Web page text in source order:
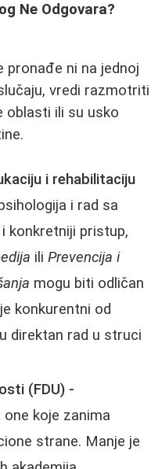
Ne Odgovara?
pronađe ni na jednoj
vredi razmotriti
oblasti ili su usko
i rehabilitaciju
i rad sa
konkretniji pristup,
ili Prevencija i
mogu biti odličan
konkurentni od
direktan rad u struci
(FDU) -
one koje zanima
strane. Manje je